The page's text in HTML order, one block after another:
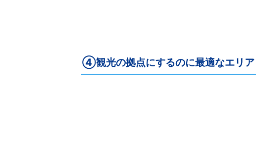
④観光の拠点にするのに最適なエリア